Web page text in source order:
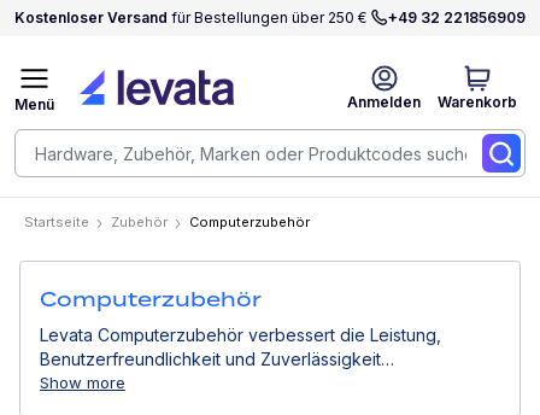
Kostenloser Versand für Bestellungen über 250 € +49 32 221856909
Anmelden Warenkorb
Menü
Startseite Zubehör Computerzubehör
Computerzubehör
Levata Computerzubehör verbessert die Leistung,
Benutzerfreundlichkeit und Zuverlässigkeit
professioneller Computergeräte. Von Stromlösungen
Show more